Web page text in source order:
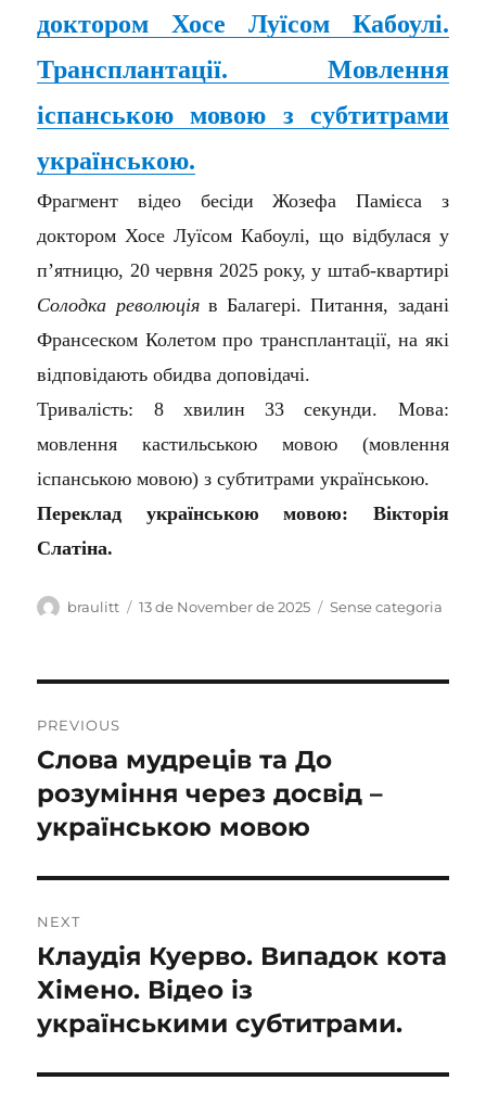
доктором Хосе Луїсом Кабоулі.
Трансплантації. Мовлення
іспанською мовою з субтитрами
українською.
Фрагмент відео бесіди Жозефа Памієса з
доктором Хосе Луїсом Кабоулі, що відбулася у
п’ятницю, 20 червня 2025 року, у штаб-квартирі
Солодка революціяв Балагері. Питання, задані
Франсеском Колетом про трансплантації, на які
відповідають обидва доповідачі.
Тривалість: 8 хвилин 33 секунди. Мова:
мовлення кастильською мовою (мовлення
іспанською мовою) з субтитрами українською.
Переклад українською мовою: Вікторія
Слатіна.
Author
braulitt
Posted
13 de November de 2025 Categories
Sense categoria
navigation
PREVIOUS
Previous
post:
Слова мудреців та До
розуміння через досвід –
українською мовою
NEXT
Next
post:
Клаудія Куерво. Випадок кота
Хімено. Відео із
українськими субтитрами.